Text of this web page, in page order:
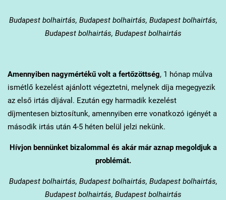
Budapestbolhairtás, Budapest bolhairtás, Budapest bolhairtás,
Budapest bolhairtás, Budapest bolhairtás
Amennyiben nagymértékű volt a fertőzöttség, 1 hónap múlva
ismétlő kezelést ajánlott végeztetni, melynek díja megegyezik
az első irtás díjával. Ezután egy harmadik kezelést
díjmentesen biztosítunk, amennyiben erre vonatkozó igényét a
második irtás után 4-5 héten belül jelzi nekünk.
Hívjon bennünket bizalommal és akár már aznap megoldjuk a
problémát.
Budapestbolhairtás, Budapest bolhairtás, Budapest bolhairtás,
Budapest bolhairtás, Budapest bolhairtás